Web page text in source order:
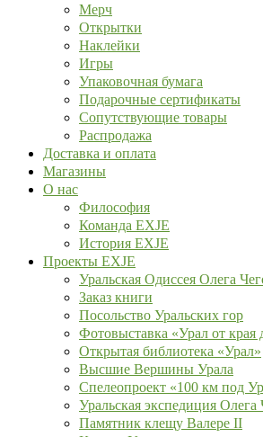
Мерч
Открытки
Наклейки
Игры
Упаковочная бумага
Подарочные сертификаты
Сопутствующие товары
Распродажа
Доставка и оплата
Магазины
О нас
Философия
Команда EXJE
История EXJE
Проекты EXJE
Уральская Одиссея Олега
Заказ книги
Посольство Уральских гор
Фотовыставка «Урал от края
Открытая библиотека «Урал»
Высшие Вершины Урала
Спелеопроект «100 км под
Уральская экспедиция Олега
Памятник клещу Валере II